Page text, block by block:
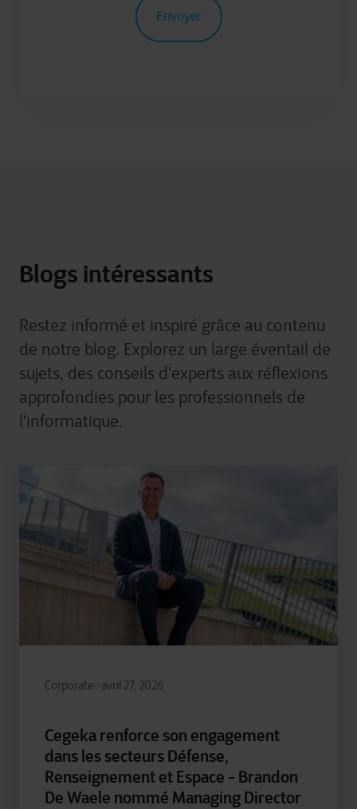
Blogs intéressants
Restez informé et inspiré grâce au contenu
de notre blog. Explorez un large éventail de
sujets, des conseils d'experts aux réflexions
approfondies pour les professionnels de
l'informatique.
Corporate avril 27, 2026
Cegeka renforce son engagement
dans les secteurs Défense,
Renseignement et Espace - Brandon
De Waele nommé Managing Director